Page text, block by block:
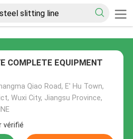
COMPLETE EQUIPMENT
Qiao Road, E' Hu Town,
Wuxi City, Jiangsu Province,
vérifié